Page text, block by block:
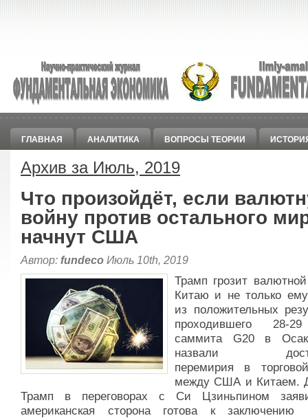
ГЛАВНАЯ АНАЛИТИКА ВОПРОСЫ ТЕОРИИ
Архив за Июль, 2019
Что произойдёт, если
войну против остального
начнут США
Автор: fundeco Июль 10th, 2019
Трамп грозит
Китаю и не только
из положительных
проходившего 28-
саммита G20 в
назвали
перемирия в
между США и Китаем.
Трамп в переговорах с Си Цзиньпином
американская сторона готова к заключению